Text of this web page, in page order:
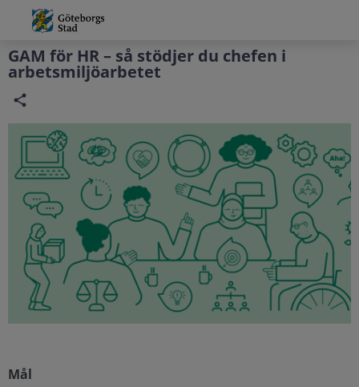
Grade
Portal
GAM för HR – så stödjer du chefen i
arbetsmiljöarbetet
Mål